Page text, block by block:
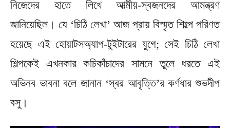
নিজেদের হাতে লিখে আত্মীয়-স্বজনদের আমন্ত্রণ
জানিয়েছিল। যে ‘চিঠি লেখা’ আজ প্রায় বিস্মৃত শিল্পে পরিণত
হয়েছে এই হোয়াটসঅ্যাপ-টুইটারের যুগে; সেই চিঠি লেখা
শিল্পকেই এখনকার কচিকাঁচাদের সামনে তুলে ধরতে এই
অভিনব ভাবনা বলে জানান ‘স্বর আবৃত্তি’র কর্ণধার শুভদীপ
বসু।